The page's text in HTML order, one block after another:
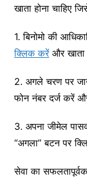
खाता होना चाहिए
1. बिनोमो की
क्लिक करेंऔर खाता
2. अगले चरण पर
फोन नंबर दर्ज करें
3. अपना जीमेल
“अगला” बटन पर
सेवा का